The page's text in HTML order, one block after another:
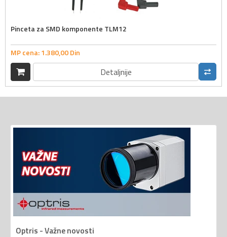
Pinceta za SMD komponente TLM12
MP cena:1.380,00Din
Detaljnije
Optris - Važne novosti